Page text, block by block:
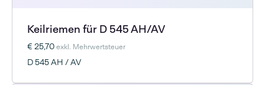
Keilriemen für D 545 AH/AV
€ 25,70exkl. Mehrwertsteuer
D 545 AH / AV